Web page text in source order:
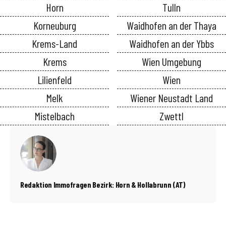
Horn
Korneuburg
Krems-Land
Krems
Lilienfeld
Melk
Mistelbach
Tulln
Waidhofen an der Thaya
Waidhofen an der Ybbs
Wien Umgebung
Wien
Wiener Neustadt Land
Zwettl
Redaktion Immofragen Bezirk: Horn & Hollabrunn (AT)